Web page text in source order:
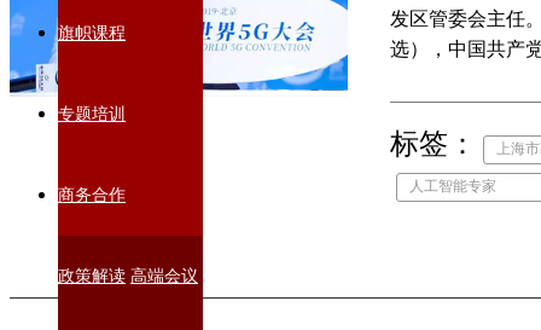
旗帜课程
专题培训
商务合作
政策解读 高端会议
发区管委会主任
选），中国共产
任，信息产业部
长，工业和信息
标签： 上海
人工智能专家